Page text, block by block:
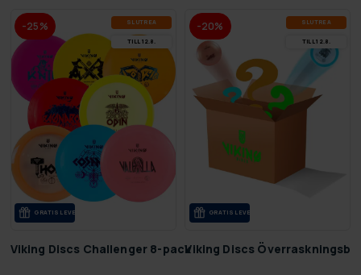
-25% SLUT­REA
TILL 12.8.
GRA­TIS LE­VE­RANS
Viking Discs Challenger 8-pack
-20% SLUT­REA
TILL 12.8.
GRA­TIS LE­VE­RANS
Viking Discs